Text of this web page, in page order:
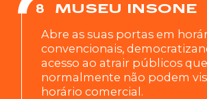
8
MUSEU INSONE
Abre as suas portas em
convencionais,
acesso ao atrair públicos que
normalmente não podem
horário comercial.